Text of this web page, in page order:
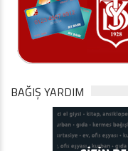
BAĞIŞ YARDIM